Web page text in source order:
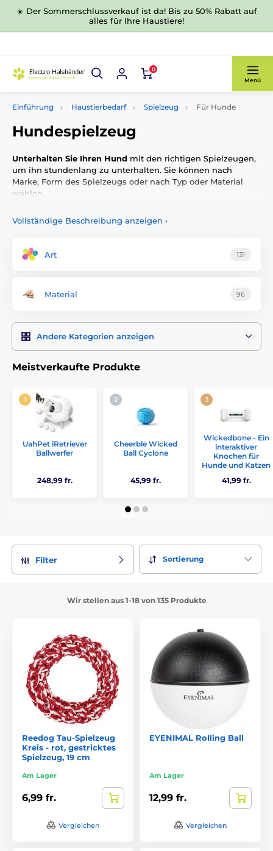
☀️ Der Sommerschlussverkauf ist da! Bis zu 50% Rabatt auf
alles für Ihre Haustiere!
0
Menü
Einführung Haustierbedarf Spielzeug Für Hunde
Hundespielzeug
Unterhalten Sie Ihren Hund mit den richtigen Spielzeugen,
um ihn stundenlang zu unterhalten. Sie können nach
Marke, Form des Spielzeugs oder nach Typ oder Material
wählen.
Vollständige Beschreibung anzeigen ›
Art 131
Material 96
Andere Kategorien anzeigen
Meistverkaufte Produkte
UahPet iRetriever
Ballwerfer
248,99 fr.
Cheerble Wicked
Ball Cyclone
45,99 fr.
Wickedbone - Ein
interaktiver
Knochen für
Hunde und Katzen
41,99 fr.
Filter Sortierung
Wir stellen aus 1-18 von 135 Produkte
Reedog Tau-Spielzeug
Kreis - rot, gestricktes
Spielzeug, 19 cm
Am Lager
6,99 fr.
Vergleichen
EYENIMAL Rolling Ball
Am Lager
12,99 fr.
Vergleichen